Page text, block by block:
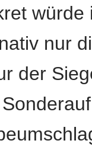
würde
nur
der